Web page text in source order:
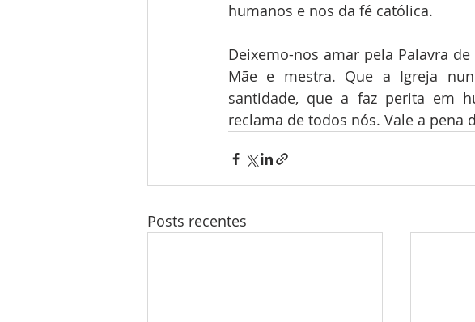
humanos e nos da fé católica.
Deixemo-nos amar pela Palavra
Mãe e mestra. Que a Igreja
santidade, que a faz perita em
reclama de todos nós. Vale a pena
Posts recentes